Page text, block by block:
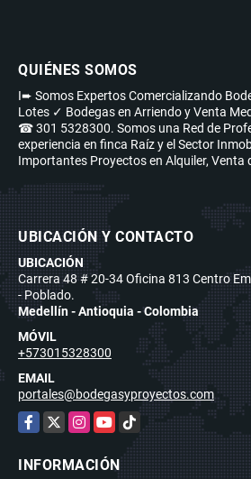
QUIÉNES SOMOS
I➨ Somos Expertos Comercializando
Lotes ✓ Bodegas en Arriendo y Venta
☎ 301 5328300. Somos una Red de
experiencia en finca Raíz y el Sector
Importantes Proyectos en Alquiler, Venta
UBICACIÓN Y CONTACTO
UBICACIÓN
Carrera 48 # 20-34 Oficina 813 Centro
- Poblado.
Medellín - Antioquia - Colombia
MÓVIL
+573015328300
EMAIL
portales@bodegasyproyectos.com
Facebook
X Instagram
YouTubeTikTok
INFORMACIÓN